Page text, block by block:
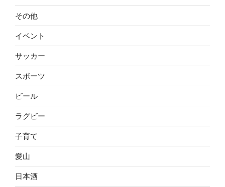
その他
イベント
サッカー
スポーツ
ビール
ラグビー
子育て
愛山
日本酒